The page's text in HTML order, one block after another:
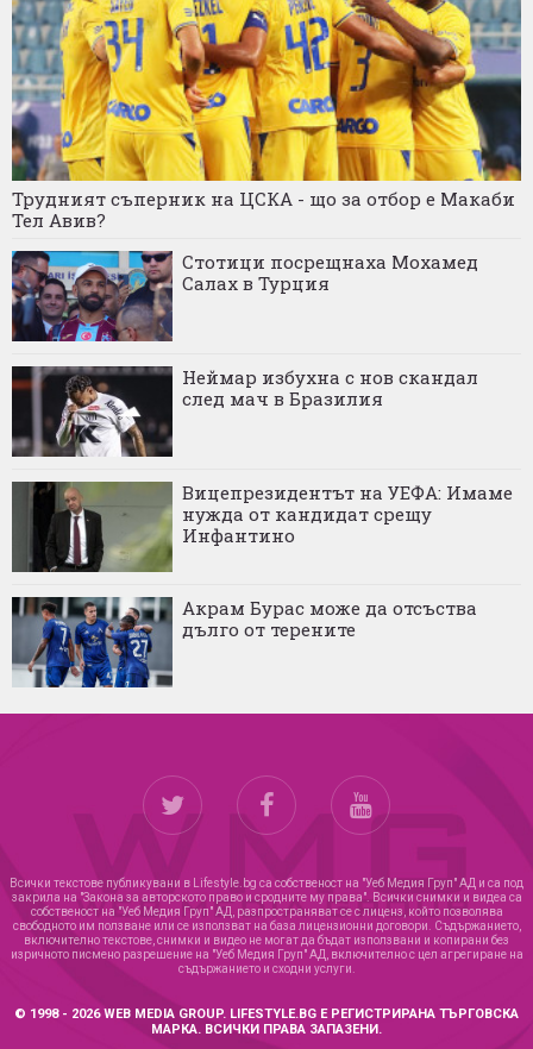
Трудният съперник на ЦСКА - що за отбор е Макаби
Тел Авив?
Стотици посрещнаха Мохамед
Салах в Турция
Неймар избухна с нов скандал
след мач в Бразилия
Вицепрезидентът на УЕФА: Имаме
нужда от кандидат срещу
Инфантино
Акрам Бурас може да отсъства
дълго от терените
Всички текстове публикувани в Lifestyle.bg са собственост на "Уеб Медия Груп" АД и са под
закрила на "Закона за авторското право и сродните му права". Всички снимки и видеа са
собственост на "Уеб Медия Груп" АД, разпространяват се с лиценз, който позволява
свободното им ползване или се използват на база лицензионни договори. Съдържанието,
включително текстове, снимки и видео не могат да бъдат използвани и копирани без
изричното писмено разрешение на "Уеб Медия Груп" АД, включително с цел агрегиране на
съдържанието и сходни услуги.
© 1998 - 2026 WEB MEDIA GROUP. LIFESTYLE.BG Е РЕГИСТРИРАНА ТЪРГОВСКА
МАРКА. ВСИЧКИ ПРАВА ЗАПАЗЕНИ.